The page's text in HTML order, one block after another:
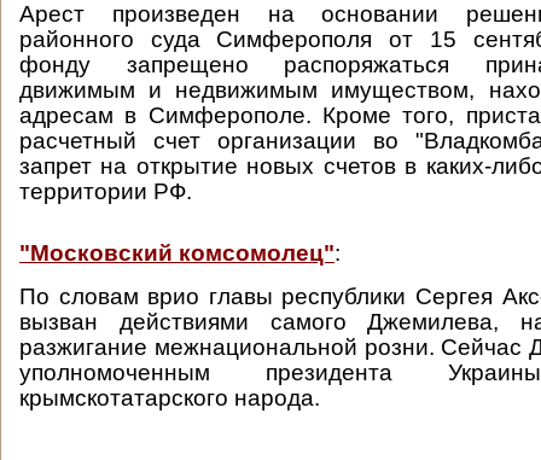
Арест произведен на основании
районного суда Симферополя от 15
фонду запрещено распоряжаться
движимым и недвижимым имуществом,
адресам в Симферополе. Кроме того,
расчетный счет организации во
запрет на открытие новых счетов в каких-
территории РФ.
"Московский комсомолец":
По словам врио главы республики Сергея
вызван действиями самого Джемилева,
разжигание межнациональной розни. Сейчас
уполномоченным президента
крымскотатарского народа.